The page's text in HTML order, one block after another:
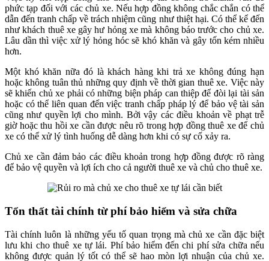
phức tạp đối với các chủ xe. Nếu hợp đồng không chắc chắn có thể
dẫn đến tranh chấp về trách nhiệm cũng như thiệt hại. Có thể kể đến
như khách thuê xe gây hư hỏng xe mà không báo trước cho chủ xe.
Lâu dần thì việc xử lý hỏng hóc sẽ khó khăn và gây tốn kém nhiều
hơn.
Một khó khăn nữa đó là khách hàng khi trả xe không đúng hạn
hoặc không tuân thủ những quy định về thời gian thuê xe. Việc này
sẽ khiến chủ xe phải có những biện pháp can thiệp để đòi lại tài sản
hoặc có thể liên quan đến việc tranh chấp pháp lý để bảo vệ tài sản
cũng như quyền lợi cho mình. Bởi vậy các điều khoản về phạt trễ
giờ hoặc thu hồi xe cần được nêu rõ trong hợp đồng thuê xe để chủ
xe có thể xử lý tình huống dễ dàng hơn khi có sự cố xảy ra.
Chủ xe cần đảm bảo các điều khoản trong hợp đồng được rõ ràng
để bảo vệ quyền và lợi ích cho cả người thuê xe và chủ cho thuê xe.
Tổn thất tài chính từ phí bảo hiểm và sửa chữa
Tài chính luôn là những yếu tố quan trọng mà chủ xe cần đặc biệt
lưu khi cho thuê xe tự lái. Phí bảo hiểm đến chi phí sửa chữa nếu
không được quản lý tốt có thể sẽ hao mòn lợi nhuận của chủ xe.